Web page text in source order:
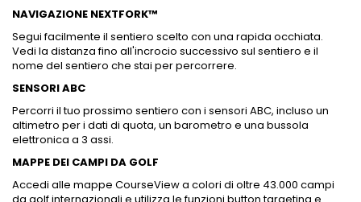
NAVIGAZIONE NEXTFORK™
Segui facilmente il sentiero scelto con una rapida occhiata.
Vedi la distanza fino all'incrocio successivo sul sentiero e il
nome del sentiero che stai per percorrere.
SENSORI ABC
Percorri il tuo prossimo sentiero con i sensori ABC, incluso un
altimetro per i dati di quota, un barometro e una bussola
elettronica a 3 assi.
MAPPE DEI CAMPI DA GOLF
Accedi alle mappe CourseView a colori di oltre 43.000 campi